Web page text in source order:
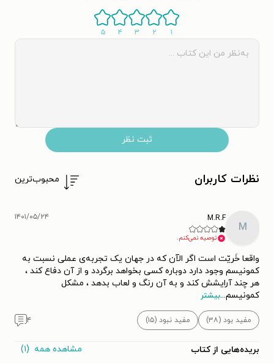
۱ ۲ ۳ ۴ ۵
ثبت نظر
نظرات کاربران محبوب‌ترین
M
M.R.F
توصیه نمی‌کنم.
۱۴۰۱/۰۵/۲۴
واقعا خَریّت است اگر الآن که در جهان یک تجربه‌ی عملی نسبت به
کمونیسم وجود دارد دوباره کسی بخواهد برگردد و از آن دفاع کند ،
هر چند آرایشش کند و به آن رنگ و لعاب بدهد ، مشکل
کمونیسم...بیشتر
مفید بود (۳۸) مفید نبود (۱۵) ۴
بریده‌هایی از کتاب مشاهده همه (۱)